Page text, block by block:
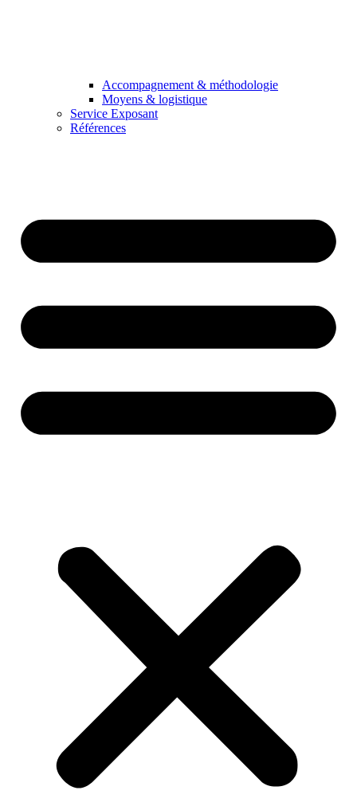
Accompagnement & méthodologie
Moyens & logistique
Service Exposant
Références